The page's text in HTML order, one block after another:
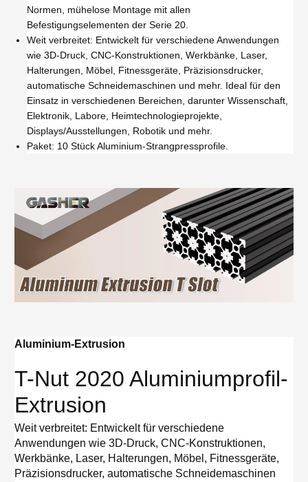
Normen, mühelose Montage mit allen
Befestigungselementen der Serie 20.
Weit verbreitet: Entwickelt für verschiedene Anwendungen
wie 3D-Druck, CNC-Konstruktionen, Werkbänke, Laser,
Halterungen, Möbel, Fitnessgeräte, Präzisionsdrucker,
automatische Schneidemaschinen und mehr. Ideal für den
Einsatz in verschiedenen Bereichen, darunter Wissenschaft,
Elektronik, Labore, Heimtechnologieprojekte,
Displays/Ausstellungen, Robotik und mehr.
Paket: 10 Stück Aluminium-Strangpressprofile.
Aluminium-Extrusion
T-Nut 2020 Aluminiumprofil-
Extrusion
Weit verbreitet: Entwickelt für verschiedene
Anwendungen wie 3D-Druck, CNC-Konstruktionen,
Werkbänke, Laser, Halterungen, Möbel, Fitnessgeräte,
Präzisionsdrucker, automatische Schneidemaschinen